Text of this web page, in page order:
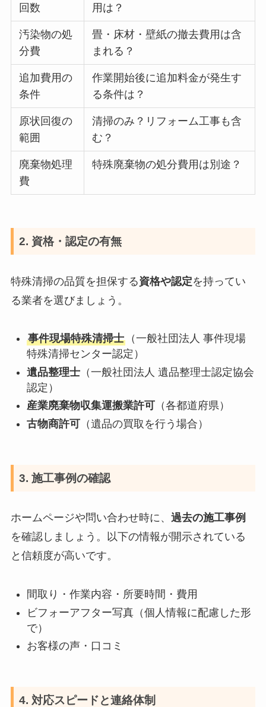
回数 用は？
汚染物の処
分費
畳・床材・壁紙の撤去費用は含
まれる？
追加費用の
条件
作業開始後に追加料金が発生す
る条件は？
原状回復の
範囲
清掃のみ？リフォーム工事も含
む？
廃棄物処理
費
特殊廃棄物の処分費用は別途？
2. 資格・認定の有無
特殊清掃の品質を担保する資格や認定を持ってい
る業者を選びましょう。
事件現場特殊清掃士（一般社団法人 事件現場
特殊清掃センター認定）
遺品整理士（一般社団法人 遺品整理士認定協会
認定）
産業廃棄物収集運搬業許可（各都道府県）
古物商許可（遺品の買取を行う場合）
3. 施工事例の確認
ホームページや問い合わせ時に、 過去の施工事例
を確認しましょう。以下の情報が開示されている
と信頼度が高いです。
間取り・作業内容・所要時間・費用
ビフォーアフター写真（個人情報に配慮した形
で）
お客様の声・口コミ
4. 対応スピードと連絡体制